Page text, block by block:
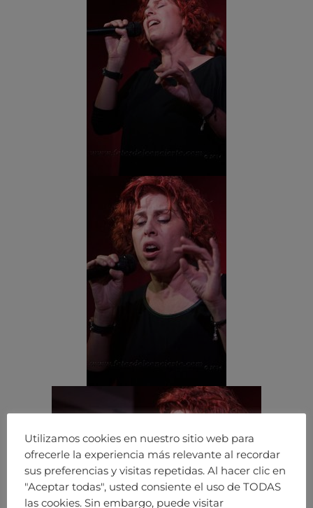
Utilizamos cookies en nuestro sitio web para
ofrecerle la experiencia más relevante al recordar
sus preferencias y visitas repetidas. Al hacer clic en
"Aceptar todas", usted consiente el uso de TODAS
las cookies. Sin embargo, puede visitar